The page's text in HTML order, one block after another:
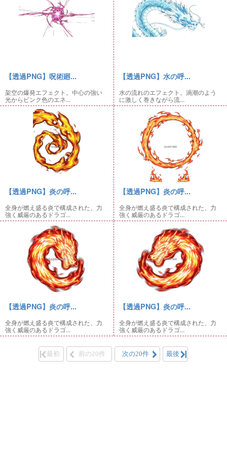
【透過PNG】呪術廻...
架空の爆発エフェクト。中心の強い
光からピンク色のエネ...
【透過PNG】水の呼...
水の流れのエフェクト。渦潮のよう
に激しく巻きながら流...
【透過PNG】炎の呼...
全身が燃え盛る炎で構成された、力
強く威厳のあるドラゴ...
【透過PNG】炎の呼...
全身が燃え盛る炎で構成された、力
強く威厳のあるドラゴ...
【透過PNG】炎の呼...
全身が燃え盛る炎で構成された、力
強く威厳のあるドラゴ...
【透過PNG】炎の呼...
全身が燃え盛る炎で構成された、力
強く威厳のあるドラゴ...
最初 前の20件 次の20件 最後